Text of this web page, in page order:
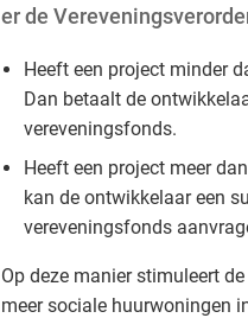
er de
Heeft een project minder
Dan betaalt de
vereveningsfonds.
Heeft een project meer
kan de ontwikkelaar een
vereveningsfonds
Op deze manier stimuleert
meer sociale huurwoningen